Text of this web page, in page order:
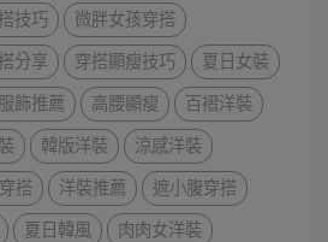
技巧
微胖女孩穿搭
分享 穿搭顯瘦技巧
夏日女裝
飾推薦 高腰顯瘦
百褶洋裝
韓版洋裝
涼感洋裝
搭 洋裝推薦
遮小腹穿搭
夏日韓風
肉肉女洋裝